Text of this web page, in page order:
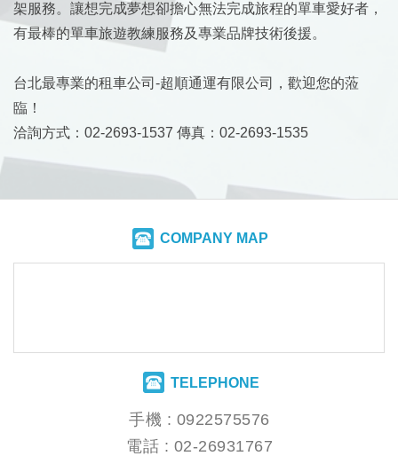
架服務。讓想完成夢想卻擔心無法完成旅程的單車愛好者，
有最棒的單車旅遊教練服務及專業品牌技術後援。
台北最專業的租車公司-超順通運有限公司，歡迎您的蒞
臨！
洽詢方式：02-2693-1537 傳真：02-2693-1535
COMPANY MAP
TELEPHONE
手機 : 0922575576
電話 : 02-26931767